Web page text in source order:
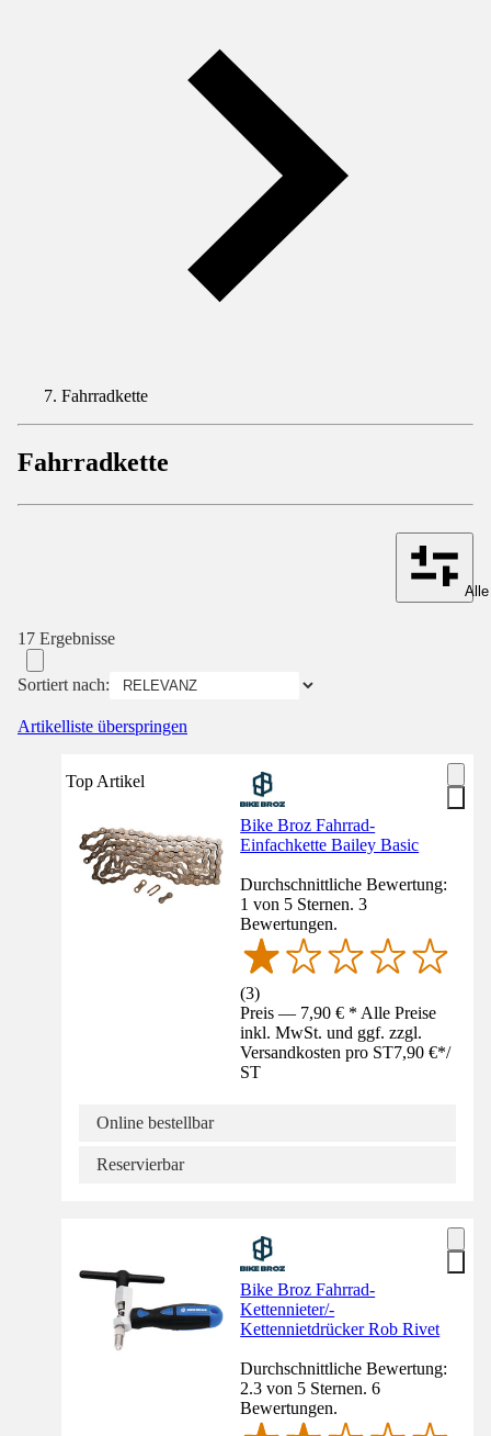
Fahrradkette
Fahrradkette
17 Ergebnisse
Sortiert nach:
Artikelliste überspringen
Top Artikel
Bike Broz Fahrrad-
Einfachkette Bailey Basic
Durchschnittliche Bewertung:
1 von 5 Sternen. 3
Bewertungen.
(3)
Preis — 7,90 € * Alle Preise
inkl. MwSt. und ggf. zzgl.
Versandkosten pro ST7,90 €*/
ST
Online bestellbar
Reservierbar
Bike Broz Fahrrad-
Kettennieter/-
Kettennietdrücker Rob Rivet
Durchschnittliche Bewertung:
2.3 von 5 Sternen. 6
Bewertungen.